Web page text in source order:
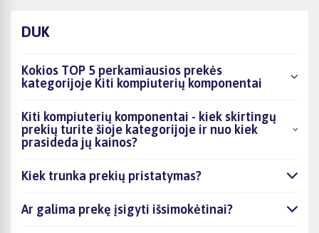
DUK
Kokios TOP 5 perkamiausios prekės
kategorijoje Kiti kompiuterių komponentai
Kiti kompiuterių komponentai - kiek skirtingų
prekių turite šioje kategorijoje ir nuo kiek
prasideda jų kainos?
Kiek trunka prekių pristatymas?
Ar galima prekę įsigyti išsimokėtinai?